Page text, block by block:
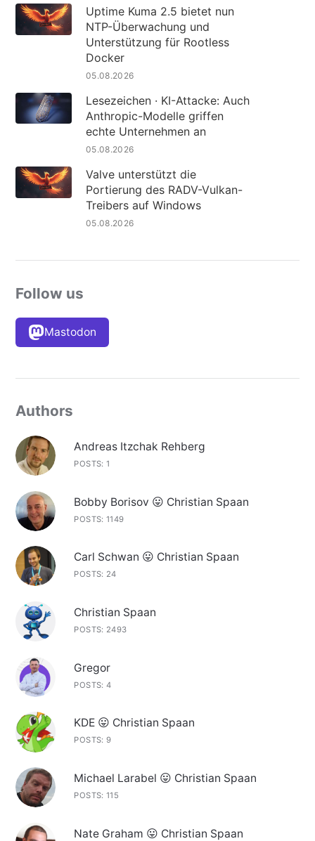
Uptime Kuma 2.5 bietet nun
NTP-Überwachung und
Unterstützung für Rootless
Docker
05.08.2026
Lesezeichen · KI-Attacke: Auch
Anthropic-Modelle griffen
echte Unternehmen an
05.08.2026
Valve unterstützt die
Portierung des RADV-Vulkan-
Treibers auf Windows
05.08.2026
Follow us
Mastodon
Authors
Andreas Itzchak Rehberg
POSTS: 1
Bobby Borisov 😛 Christian Spaan
POSTS: 1149
Carl Schwan 😛 Christian Spaan
POSTS: 24
Christian Spaan
POSTS: 2493
Gregor
POSTS: 4
KDE 😛 Christian Spaan
POSTS: 9
Michael Larabel 😛 Christian Spaan
POSTS: 115
Nate Graham 😛 Christian Spaan